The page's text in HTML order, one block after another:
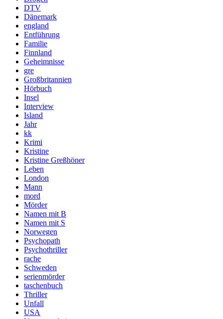
DTV
Dänemark
england
Entführung
Familie
Finnland
Geheimnisse
gre
Großbritannien
Hörbuch
Insel
Interview
Island
Jahr
kk
Krimi
Kristine
Kristine Greßhöner
Leben
London
Mann
mord
Mörder
Namen mit B
Namen mit S
Norwegen
Psychopath
Psychothriller
rache
Schweden
serienmörder
taschenbuch
Thriller
Unfall
USA